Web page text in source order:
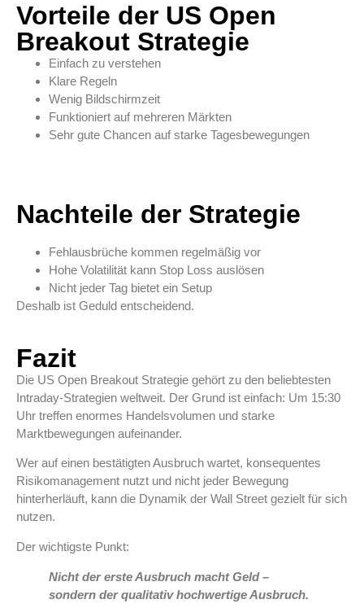
Vorteile der US Open
Breakout Strategie
Einfach zu verstehen
Klare Regeln
Wenig Bildschirmzeit
Funktioniert auf mehreren Märkten
Sehr gute Chancen auf starke Tagesbewegungen
Nachteile der Strategie
Fehlausbrüche kommen regelmäßig vor
Hohe Volatilität kann Stop Loss auslösen
Nicht jeder Tag bietet ein Setup
Deshalb ist Geduld entscheidend.
Fazit
Die US Open Breakout Strategie gehört zu den beliebtesten
Intraday-Strategien weltweit. Der Grund ist einfach: Um 15:30
Uhr treffen enormes Handelsvolumen und starke
Marktbewegungen aufeinander.
Wer auf einen bestätigten Ausbruch wartet, konsequentes
Risikomanagement nutzt und nicht jeder Bewegung
hinterherläuft, kann die Dynamik der Wall Street gezielt für sich
nutzen.
Der wichtigste Punkt:
Nicht der erste Ausbruch macht Geld –
sondern der qualitativ hochwertige Ausbruch.